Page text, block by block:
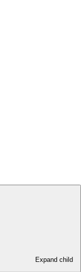
Expand child